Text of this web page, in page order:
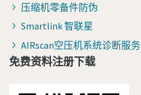
压缩机零备件防伪
Smartlink 智联星
AIRscan空压机系统诊断服务
免费资料注册下载